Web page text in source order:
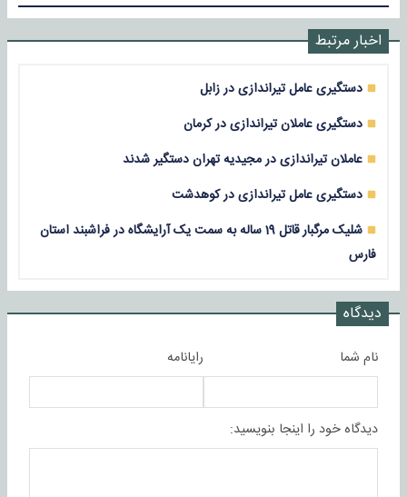
اخبار مرتبط
دستگیری عامل تیراندازی در زابل
دستگیری عاملان تیراندازی در کرمان
عاملان تیراندازی در مجیدیه تهران دستگیر شدند
دستگیری عامل تیراندازی در کوهدشت
شلیک مرگبار قاتل 19 ساله به سمت یک آرایشگاه در فراشبند استان
فارس
دیدگاه
نام شما رایانامه
دیدگاه خود را اینجا بنویسید: